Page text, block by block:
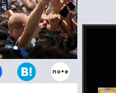
多くのサポーター